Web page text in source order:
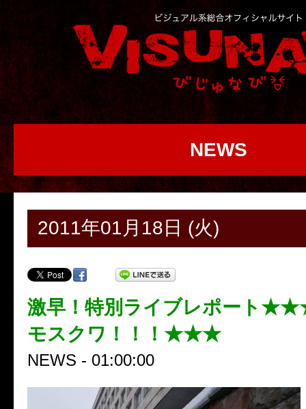
NEWS
2011年01月18日 (火)
激早！特別ライブレポート
モスクワ！！！★★★
NEWS - 01:00:00